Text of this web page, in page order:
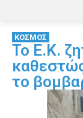
ΚΟΣΜΟΣ
Το Ε.Κ.
το